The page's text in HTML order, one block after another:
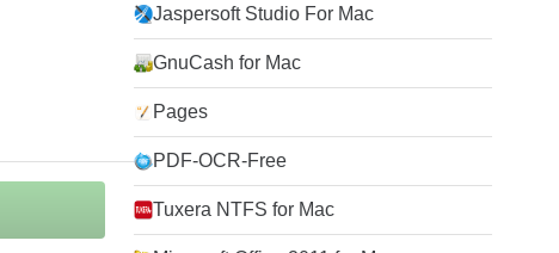
Jaspersoft Studio For Mac
GnuCash for Mac
Pages
PDF-OCR-Free
Tuxera NTFS for Mac